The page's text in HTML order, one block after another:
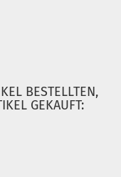
BESTELLTEN,
GEKAUFT: